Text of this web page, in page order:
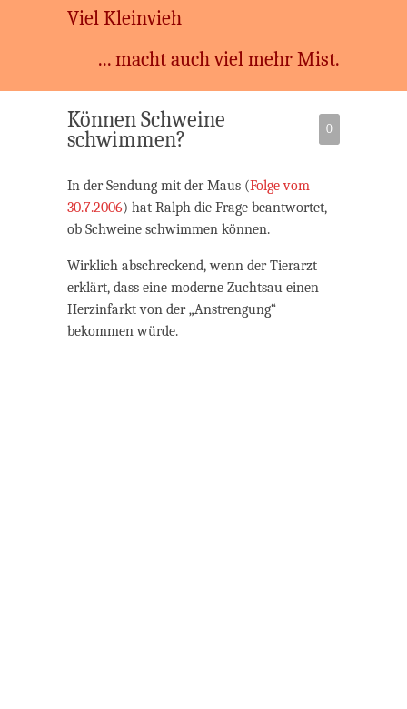
Viel Kleinvieh
... macht auch viel mehr Mist.
0
Können Schweine
schwimmen?
In der Sendung mit der Maus (Folge vom
30.7.2006) hat Ralph die Frage beantwortet,
ob Schweine schwimmen können.
Wirklich abschreckend, wenn der Tierarzt
erklärt, dass eine moderne Zuchtsau einen
Herzinfarkt von der „Anstrengung“
bekommen würde.